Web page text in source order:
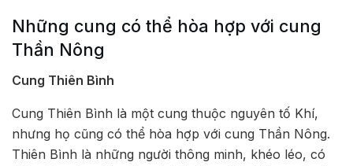
Những cung có thể hòa hợp với cung
Thần Nông
Cung Thiên Bình
Cung Thiên Bình là một cung thuộc nguyên tố Khí,
nhưng họ cũng có thể hòa hợp với cung Thần Nông.
Thiên Bình là những người thông minh, khéo léo, có